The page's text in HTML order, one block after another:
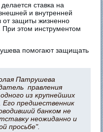
ставка на
и внутренней
от защиты жизненно
этом инструментом
помогают защищать
Патрушева
правления
из крупнейших
Его предшественник
банком не
неожиданно и
просьбе".